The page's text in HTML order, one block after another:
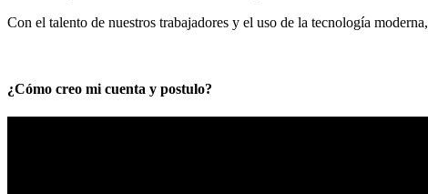
Con el talento de nuestros trabajadores y el uso de la tecnología
¿Cómo creo mi cuenta y postulo?